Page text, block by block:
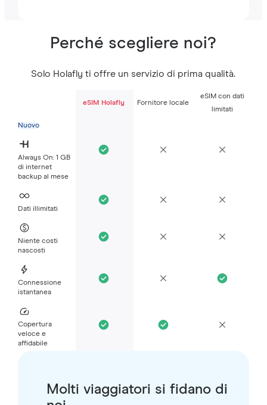
Perché scegliere noi?
Solo Holafly ti offre un servizio di prima qualità.
eSIM Holafly Fornitore locale
eSIM con dati
limitati
Nuovo
Always On: 1 GB
di internet
backup al mese
Dati illimitati
Niente costi
nascosti
Connessione
istantanea
Copertura
veloce e
affidabile
Molti viaggiatori si fidano di